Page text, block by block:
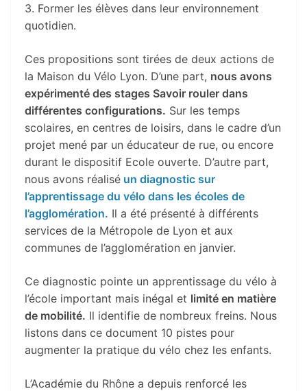
3. Former les élèves dans leur environnement
quotidien.
Ces propositions sont tirées de deux actions de
la Maison du Vélo Lyon. D’une part, nous avons
expérimenté des stages Savoir rouler dans
différentes configurations. Sur les temps
scolaires, en centres de loisirs, dans le cadre d’un
projet mené par un éducateur de rue, ou encore
durant le dispositif Ecole ouverte. D’autre part,
nous avons réalisé un diagnostic sur
l’apprentissage du vélo dans les écoles de
l’agglomération. Il a été présenté à différents
services de la Métropole de Lyon et aux
communes de l’agglomération en janvier.
Ce diagnostic pointe un apprentissage du vélo à
l’école important mais inégal et limité en matière
de mobilité. Il identifie de nombreux freins. Nous
listons dans ce document 10 pistes pour
augmenter la pratique du vélo chez les enfants.
L’Académie du Rhône a depuis renforcé les